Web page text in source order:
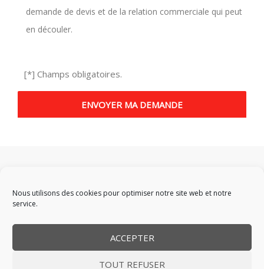
Nous utilisons des cookies pour optimiser notre site web et notre
service.
ACCEPTER
TOUT REFUSER
demande de devis et de la relation commerciale qui peut
en découler.
[*] Champs obligatoires.
Accueil | Services | Promos | CGV | Mention légales | Politique
| Politique de cookies (EU)